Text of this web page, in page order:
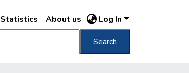
Statistics About us Log In
Search